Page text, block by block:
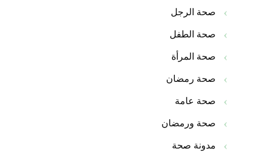
صحة الرجل
صحة الطفل
صحة المرأة
صحة رمضان
صحة عامة
صحة ورمضان
مدونة صحة